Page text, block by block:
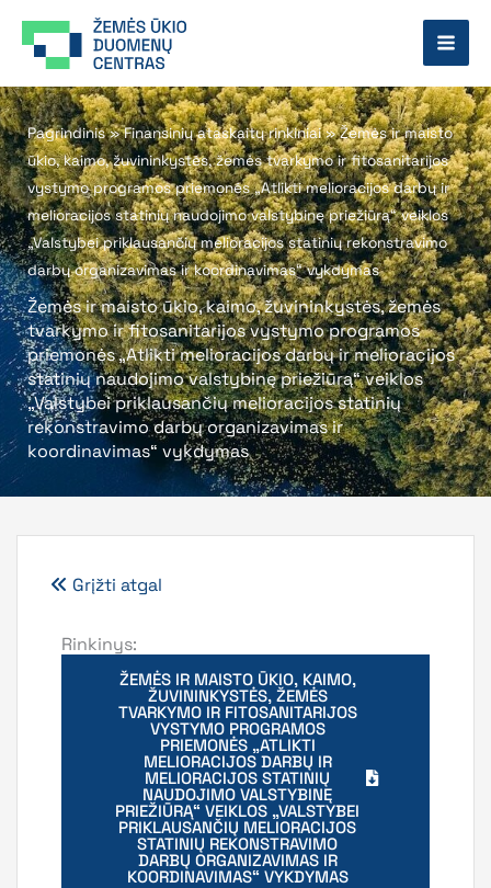
prie
Pagrindinis»Finansinių ataskaitų rinkiniai»Žemės ir maisto
ūkio, kaimo, žuvininkystės, žemės tvarkymo ir fitosanitarijos
vystymo programos priemonės „Atlikti melioracijos darbų ir
melioracijos statinių naudojimo valstybinę priežiūrą“ veiklos
„Valstybei priklausančių melioracijos statinių rekonstravimo
darbų organizavimas ir koordinavimas“ vykdymas
Žemės ir maisto ūkio, kaimo, žuvininkystės, žemės
tvarkymo ir fitosanitarijos vystymo programos
priemonės „Atlikti melioracijos darbų ir melioracijos
statinių naudojimo valstybinę priežiūrą“ veiklos
„Valstybei priklausančių melioracijos statinių
rekonstravimo darbų organizavimas ir
koordinavimas“ vykdymas
Grįžti atgal
Rinkinys:
ŽEMĖS IR MAISTO ŪKIO, KAIMO,
ŽUVININKYSTĖS, ŽEMĖS
TVARKYMO IR FITOSANITARIJOS
VYSTYMO PROGRAMOS
PRIEMONĖS „ATLIKTI
MELIORACIJOS DARBŲ IR
MELIORACIJOS STATINIŲ
NAUDOJIMO VALSTYBINĘ
PRIEŽIŪRĄ“ VEIKLOS „VALSTYBEI
PRIKLAUSANČIŲ MELIORACIJOS
STATINIŲ REKONSTRAVIMO
DARBŲ ORGANIZAVIMAS IR
KOORDINAVIMAS“ VYKDYMAS